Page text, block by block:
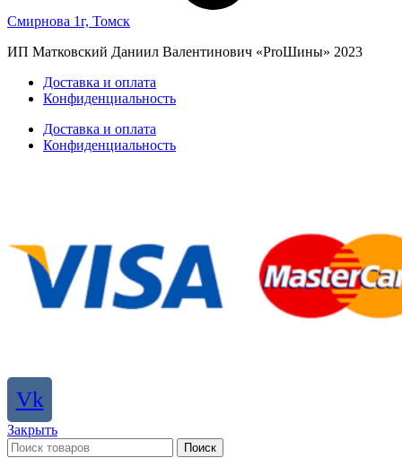
Смирнова 1г, Томск
ИП Матковский Даниил Валентинович «‎ProШины» 2023
Доставка и оплата
Конфиденциальность
Доставка и оплата
Конфиденциальность
Vk
Закрыть
Поиск